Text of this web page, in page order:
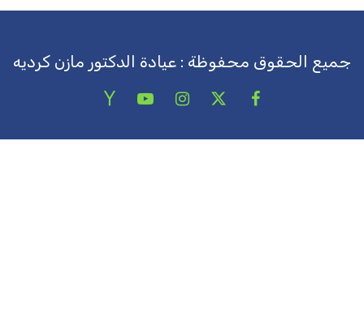
جميع الحقوق محفوظة : عيادة الدكتور مازن كرديه